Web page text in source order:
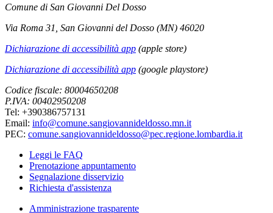
Comune di San Giovanni Del Dosso
Via Roma 31, San Giovanni del Dosso (MN) 46020
Dichiarazione di accessibilità app (apple store)
Dichiarazione di accessibilità app (google playstore)
Codice fiscale: 80004650208
P.IVA: 00402950208
Tel: +390386757131
Email: info@comune.sangiovannideldosso.mn.it
PEC: comune.sangiovannideldosso@pec.regione.lombardia.it
Leggi le FAQ
Prenotazione appuntamento
Segnalazione disservizio
Richiesta d'assistenza
Amministrazione trasparente